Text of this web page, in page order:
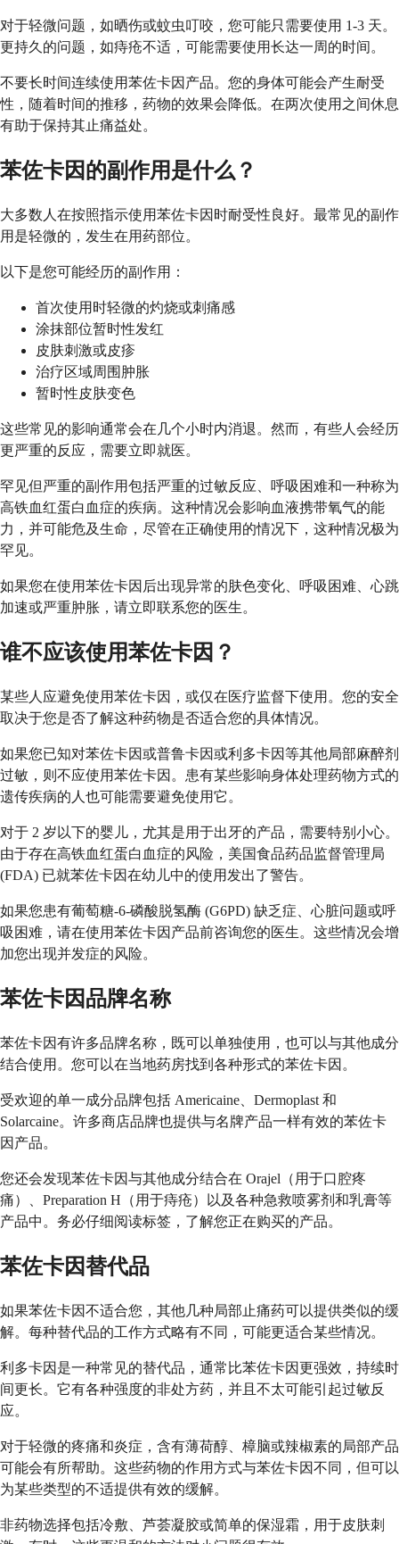
对于轻微问题，如晒伤或蚊虫叮咬，您可能只需要使用 1-3 天。
更持久的问题，如痔疮不适，可能需要使用长达一周的时间。
不要长时间连续使用苯佐卡因产品。您的身体可能会产生耐受
性，随着时间的推移，药物的效果会降低。在两次使用之间休息
有助于保持其止痛益处。
苯佐卡因的副作用是什么？
大多数人在按照指示使用苯佐卡因时耐受性良好。最常见的副作
用是轻微的，发生在用药部位。
以下是您可能经历的副作用：
首次使用时轻微的灼烧或刺痛感
涂抹部位暂时性发红
皮肤刺激或皮疹
治疗区域周围肿胀
暂时性皮肤变色
这些常见的影响通常会在几个小时内消退。然而，有些人会经历
更严重的反应，需要立即就医。
罕见但严重的副作用包括严重的过敏反应、呼吸困难和一种称为
高铁血红蛋白血症的疾病。这种情况会影响血液携带氧气的能
力，并可能危及生命，尽管在正确使用的情况下，这种情况极为
罕见。
如果您在使用苯佐卡因后出现异常的肤色变化、呼吸困难、心跳
加速或严重肿胀，请立即联系您的医生。
谁不应该使用苯佐卡因？
某些人应避免使用苯佐卡因，或仅在医疗监督下使用。您的安全
取决于您是否了解这种药物是否适合您的具体情况。
如果您已知对苯佐卡因或普鲁卡因或利多卡因等其他局部麻醉剂
过敏，则不应使用苯佐卡因。患有某些影响身体处理药物方式的
遗传疾病的人也可能需要避免使用它。
对于 2 岁以下的婴儿，尤其是用于出牙的产品，需要特别小心。
由于存在高铁血红蛋白血症的风险，美国食品药品监督管理局
(FDA) 已就苯佐卡因在幼儿中的使用发出了警告。
如果您患有葡萄糖-6-磷酸脱氢酶 (G6PD) 缺乏症、心脏问题或呼
吸困难，请在使用苯佐卡因产品前咨询您的医生。这些情况会增
加您出现并发症的风险。
苯佐卡因品牌名称
苯佐卡因有许多品牌名称，既可以单独使用，也可以与其他成分
结合使用。您可以在当地药房找到各种形式的苯佐卡因。
受欢迎的单一成分品牌包括 Americaine、Dermoplast 和
Solarcaine。许多商店品牌也提供与名牌产品一样有效的苯佐卡
因产品。
您还会发现苯佐卡因与其他成分结合在 Orajel（用于口腔疼
痛）、Preparation H（用于痔疮）以及各种急救喷雾剂和乳膏等
产品中。务必仔细阅读标签，了解您正在购买的产品。
苯佐卡因替代品
如果苯佐卡因不适合您，其他几种局部止痛药可以提供类似的缓
解。每种替代品的工作方式略有不同，可能更适合某些情况。
利多卡因是一种常见的替代品，通常比苯佐卡因更强效，持续时
间更长。它有各种强度的非处方药，并且不太可能引起过敏反
应。
对于轻微的疼痛和炎症，含有薄荷醇、樟脑或辣椒素的局部产品
可能会有所帮助。这些药物的作用方式与苯佐卡因不同，但可以
为某些类型的不适提供有效的缓解。
非药物选择包括冷敷、芦荟凝胶或简单的保湿霜，用于皮肤刺